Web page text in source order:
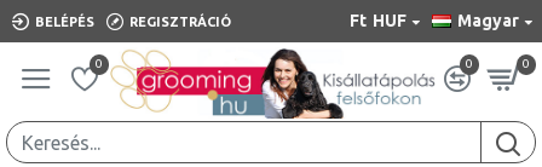
BELÉPÉS REGISZTRÁCIÓ Ft HUF Magyar
0 0 0